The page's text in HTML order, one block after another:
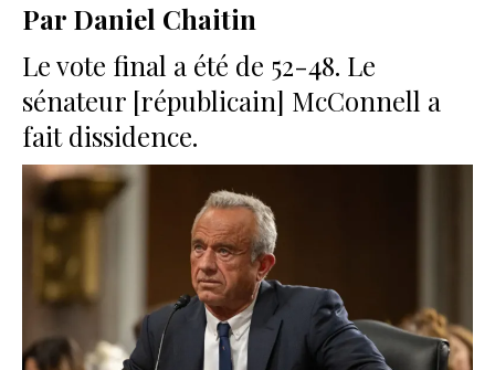
Par Daniel Chaitin
Le vote final a été de 52-48. Le
sénateur [républicain] McConnell a
fait dissidence.